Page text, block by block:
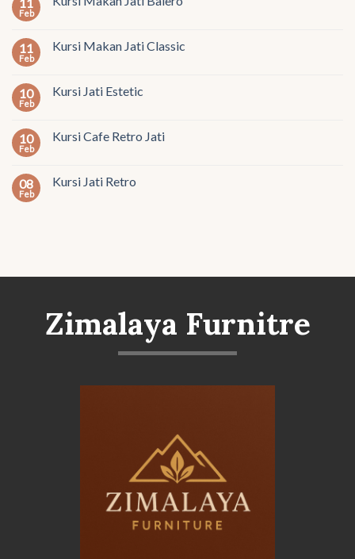
11
Feb
11
Feb
Kursi Makan Jati Classic
10
Feb
Kursi Jati Estetic
10
Feb
Kursi Cafe Retro Jati
08
Feb
Kursi Jati Retro
Zimalaya Furnitre